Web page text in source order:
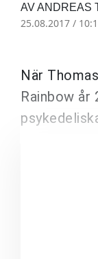
AV ANDREAS
25.08.2017 /
När
Rainbow